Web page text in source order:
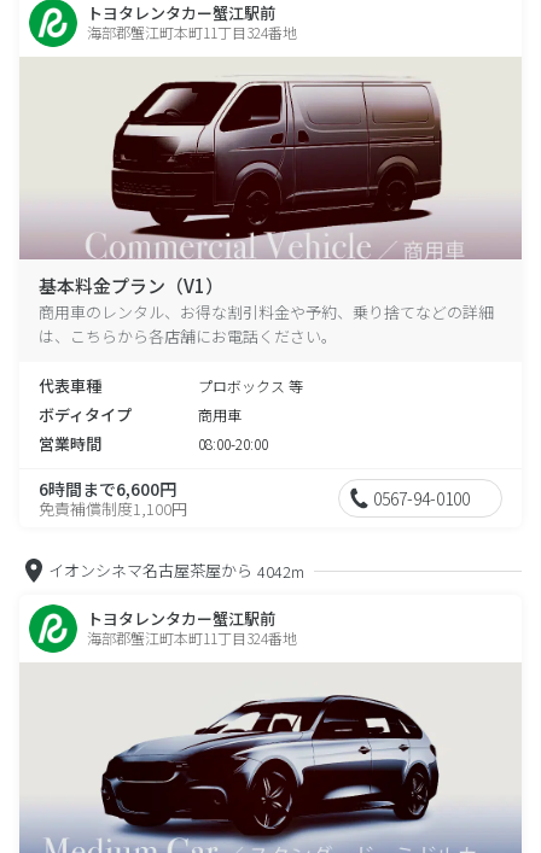
トヨタレンタカー蟹江駅前
海部郡蟹江町本町11丁目324番地
基本料金プラン（V1）
商用車のレンタル、お得な割引料金や予約、乗り捨てなどの詳細
は、こちらから各店舗にお電話ください。
代表車種 プロボックス 等
ボディタイプ 商用車
営業時間 08:00-20:00
6時間まで6,600円
免責補償制度1,100円 0567-94-0100
イオンシネマ名古屋茶屋から 4042m
トヨタレンタカー蟹江駅前
海部郡蟹江町本町11丁目324番地